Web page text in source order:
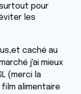
pour
les
caché au
j'ai mieux
(merci la
alimentaire